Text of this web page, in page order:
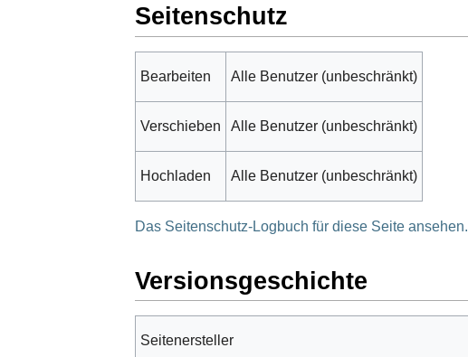
Seitenschutz
Bearbeiten Alle Benutzer (unbeschränkt)
Verschieben Alle Benutzer (unbeschränkt)
Hochladen Alle Benutzer (unbeschränkt)
Das Seitenschutz-Logbuch für diese Seite ansehen.
Versionsgeschichte
Seitenersteller